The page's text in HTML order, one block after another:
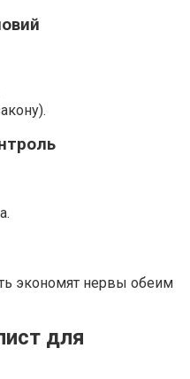
экономят нервы обеим
для